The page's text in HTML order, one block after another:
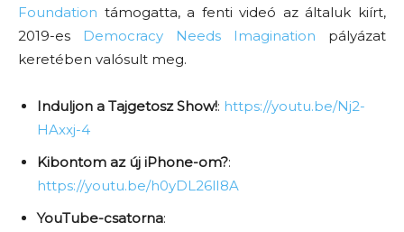
Foundation támogatta, a fenti videó az általuk kiírt,
2019-es
Democracy Needs Imagination pályázat
keretében valósult meg.
Induljon a Tajgetosz Show!: https://youtu.be/Nj2-
HAxxj-4
Kibontom az új iPhone-om?:
https://youtu.be/h0yDL26lI8A
YouTube-csatorna: